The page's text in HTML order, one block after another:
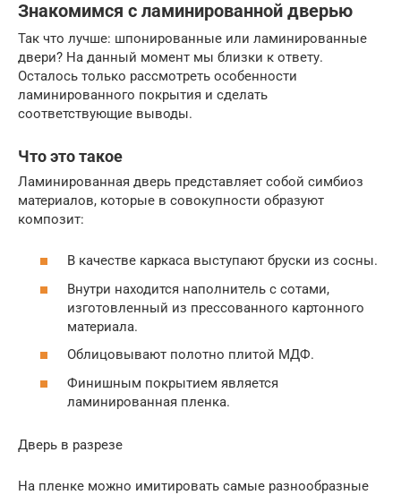
Знакомимся с ламинированной дверью
Так что лучше: шпонированные или ламинированные
двери? На данный момент мы близки к ответу.
Осталось только рассмотреть особенности
ламинированного покрытия и сделать
соответствующие выводы.
Что это такое
Ламинированная дверь представляет собой симбиоз
материалов, которые в совокупности образуют
композит:
В качестве каркаса выступают бруски из сосны.
Внутри находится наполнитель с сотами,
изготовленный из прессованного картонного
материала.
Облицовывают полотно плитой МДФ.
Финишным покрытием является
ламинированная пленка.
Дверь в разрезе
На пленке можно имитировать самые разнообразные